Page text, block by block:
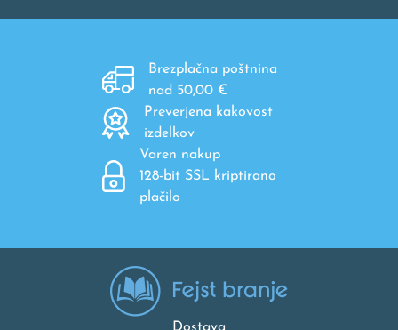
Brezplačna poštnina
nad 50,00 €
Preverjena kakovost
izdelkov
Varen nakup
128-bit SSL kriptirano
plačilo